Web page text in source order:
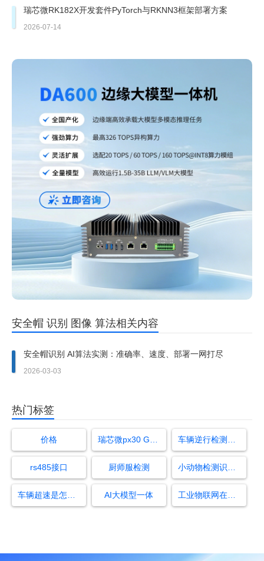
瑞芯微RK182X开发套件PyTorch与RKNN3框架部署方案
2026-07-14
安全帽 识别 图像 算法相关内容
安全帽识别 AI算法实测：准确率、速度、部署一网打尽
2026-03-03
热门标签
价格
rs485接口 厨师服检测
AI大模型一体 工业物联网在供暖上的应用领域有哪些